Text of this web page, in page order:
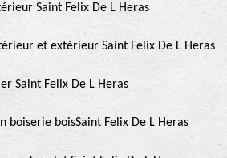
Saint Felix De L Heras
et extérieur Saint Felix De L Heras
Saint Felix De L Heras
boiserie boisSaint Felix De L Heras